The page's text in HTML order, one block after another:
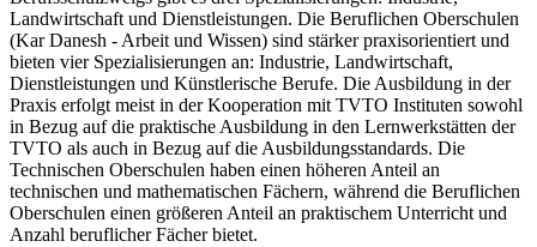
Landwirtschaft und Dienstleistungen. Die Beruflichen Oberschulen
(Kar Danesh - Arbeit und Wissen) sind stärker praxisorientiert und
bieten vier Spezialisierungen an: Industrie, Landwirtschaft,
Dienstleistungen und Künstlerische Berufe. Die Ausbildung in der
Praxis erfolgt meist in der Kooperation mit TVTO Instituten sowohl
in Bezug auf die praktische Ausbildung in den Lernwerkstätten der
TVTO als auch in Bezug auf die Ausbildungsstandards. Die
Technischen Oberschulen haben einen höheren Anteil an
technischen und mathematischen Fächern, während die Beruflichen
Oberschulen einen größeren Anteil an praktischem Unterricht und
Anzahl beruflicher Fächer bietet.